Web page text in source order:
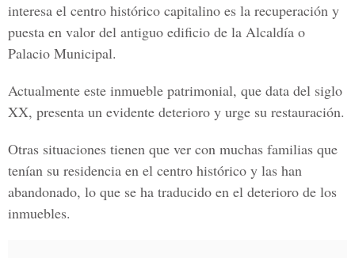
interesa el centro histórico capitalino es la recuperación y
puesta en valor del antiguo edificio de la Alcaldía o
Palacio Municipal.
Actualmente este inmueble patrimonial, que data del siglo
XX, presenta un evidente deterioro y urge su restauración.
Otras situaciones tienen que ver con muchas familias que
tenían su residencia en el centro histórico y las han
abandonado, lo que se ha traducido en el deterioro de los
inmuebles.